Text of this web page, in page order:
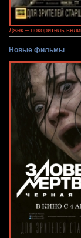
Джек – покоритель
Новые фильмы